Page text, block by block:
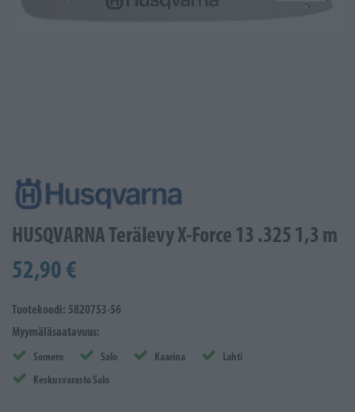
HUSQVARNA Terälevy X-Force 13 .325 1,3 m
52,90 €
Tuotekoodi: 5820753-56
Myymäläsaatavuus:
Somero Salo Kaarina
Lahti
Keskusvarasto Salo